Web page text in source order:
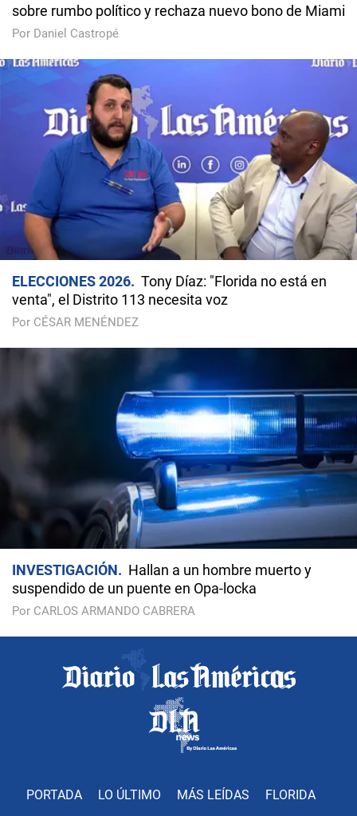
sobre rumbo político y rechaza nuevo bono de Miami
Por Daniel Castropé
ELECCIONES 2026
Tony Díaz: "Florida no está en
venta", el Distrito 113 necesita voz
Por CÉSAR MENÉNDEZ
INVESTIGACIÓN
Hallan a un hombre muerto y
suspendido de un puente en Opa-locka
Por CARLOS ARMANDO CABRERA
PORTADA LO ÚLTIMO MÁS LEÍDAS FLORIDA